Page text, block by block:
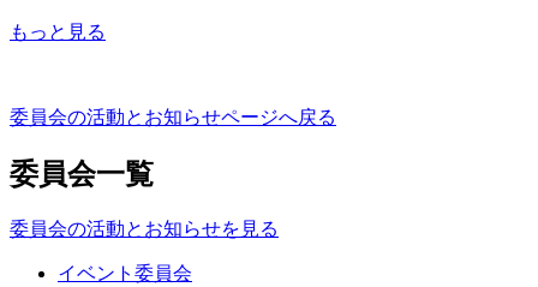
もっと見る
委員会の活動とお知らせページへ戻る
委員会一覧
委員会の活動とお知らせを見る
イベント委員会